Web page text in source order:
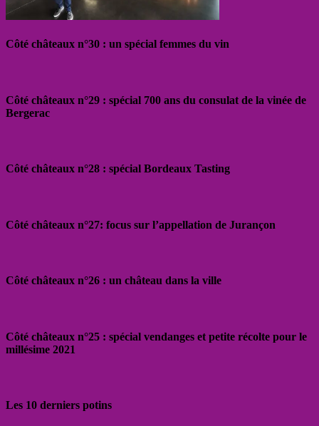
Côté châteaux n°30 : un spécial femmes du vin
Côté châteaux n°29 : spécial 700 ans du consulat de la vinée de
Bergerac
Côté châteaux n°28 : spécial Bordeaux Tasting
Côté châteaux n°27: focus sur l’appellation de Jurançon
Côté châteaux n°26 : un château dans la ville
Côté châteaux n°25 : spécial vendanges et petite récolte pour le
millésime 2021
Les 10 derniers potins